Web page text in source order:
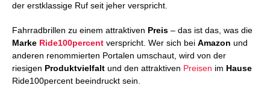
der erstklassige Ruf seit jeher verspricht.
Fahrradbrillen zu einem attraktiven Preis – das ist das, was die
Marke Ride100percent verspricht. Wer sich bei Amazon und
anderen renommierten Portalen umschaut, wird von der
riesigen Produktvielfalt und den attraktiven Preisen im Hause
Ride100percent beeindruckt sein.